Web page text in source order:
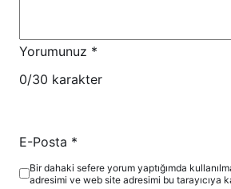
Yorumunuz *
0/30 karakter
E-Posta *
Bir dahaki sefere yorum yaptığımda
adresimi ve web site adresimi bu tarayıcıya